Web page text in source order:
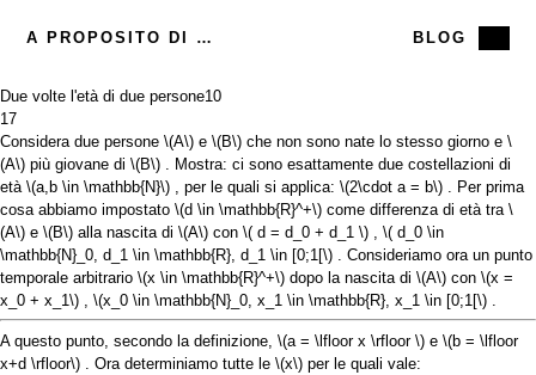
A PROPOSITO DI ME BLOG
Due volte l'età di due persone10
17
Considera due persone \(A\) e \(B\) che non sono nate lo stesso giorno e \
(A\) più giovane di \(B\) . Mostra: ci sono esattamente due costellazioni di
età \(a,b \in \mathbb{N}\) , per le quali si applica: \(2\cdot a = b\) . Per prima
cosa abbiamo impostato \(d \in \mathbb{R}^+\) come differenza di età tra \
(A\) e \(B\) alla nascita di \(A\) con \( d = d_0 + d_1 \)
\( d_0 \in
\mathbb{N}_0, d_1 \in \mathbb{R}, d_1 \in [0;1[\) . Consideriamo ora un punto
temporale arbitrario \(x \in \mathbb{R}^+\) dopo la nascita di \(A\) con \(x =
x_0 + x_1\)
\(x_0 \in \mathbb{N}_0, x_1 \in \mathbb{R}, x_1 \in [0;1[\)
A questo punto, secondo la definizione, \(a = \lfloor x \rfloor \) e \(b = \lfloor
x+d \rfloor\) . Ora determiniamo tutte le \(x\) per le quali vale: